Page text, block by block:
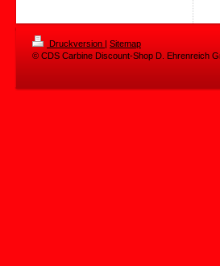
Druckversion | Sitemap
© CDS Carbine Discount-Shop D. Ehrenreich